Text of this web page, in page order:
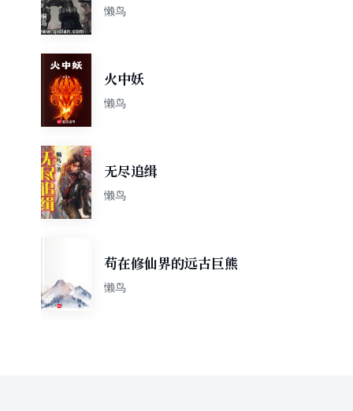
懒鸟
火中妖
懒鸟
无尽追缉
懒鸟
苟在修仙界的远古巨熊
懒鸟